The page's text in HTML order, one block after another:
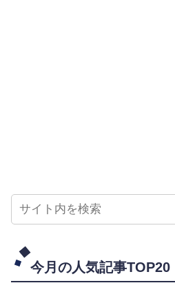
今月の人気記事TOP20